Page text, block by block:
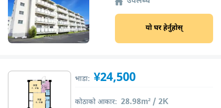
यो घर हेर्नुहोस्
भाडा: ¥24,500
कोठाको आकार: 28.98m² / 2K